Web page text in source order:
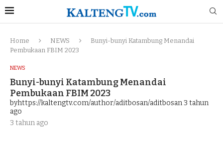
Home NEWS
Bunyi-bunyi Katambung Menandai
Pembukaan FBIM 2023
NEWS
Bunyi-bunyi Katambung Menandai
Pembukaan FBIM 2023
byhttps://kaltengtv.com/author/aditbosan/aditbosan3 tahun
ago
3 tahun ago